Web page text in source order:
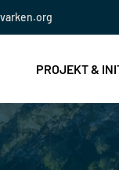
PROJEKT &